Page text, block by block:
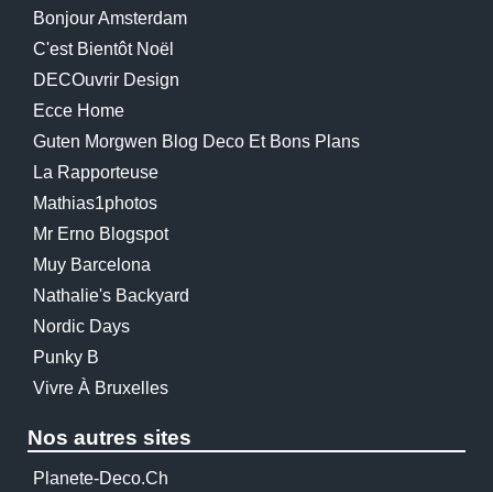
Bonjour Amsterdam
C'est Bientôt Noël
DECOuvrir Design
Ecce Home
Guten Morgwen Blog Deco Et Bons Plans
La Rapporteuse
Mathias1photos
Mr Erno Blogspot
Muy Barcelona
Nathalie's Backyard
Nordic Days
Punky B
Vivre À Bruxelles
Nos autres sites
Planete-Deco.ch